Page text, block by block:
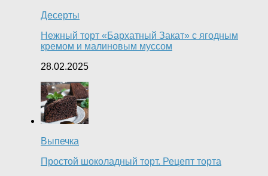
Десерты
Нежный торт «Бархатный Закат» с ягодным
кремом и малиновым муссом
28.02.2025
Выпечка
Простой шоколадный торт. Рецепт торта